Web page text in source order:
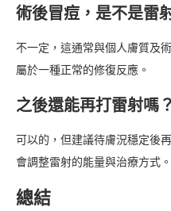
術後冒痘，是不是雷
不一定，這通常與個人膚質及
屬於一種正常的修復反應。
之後還能再打雷射嗎？
可以的，但建議待膚況穩定後
會調整雷射的能量與治療方式。
總結